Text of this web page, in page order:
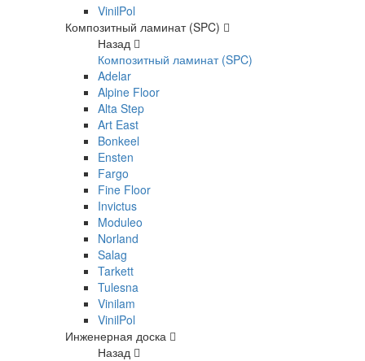
VinilPol
Композитный ламинат (SPC)
Назад
Композитный ламинат (SPC)
Adelar
Alpine Floor
Alta Step
Art East
Bonkeel
Ensten
Fargo
Fine Floor
Invictus
Moduleo
Norland
Salag
Tarkett
Tulesna
Vinilam
VinilPol
Инженерная доска
Назад